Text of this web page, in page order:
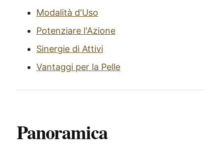
Modalità d'Uso
Potenziare l'Azione
Sinergie di Attivi
Vantaggi per la Pelle
Panoramica